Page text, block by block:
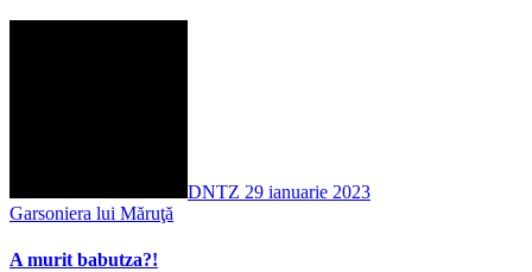
DNTZ 29 ianuarie 2023
Garsoniera lui Măruţă
A murit babutza?!